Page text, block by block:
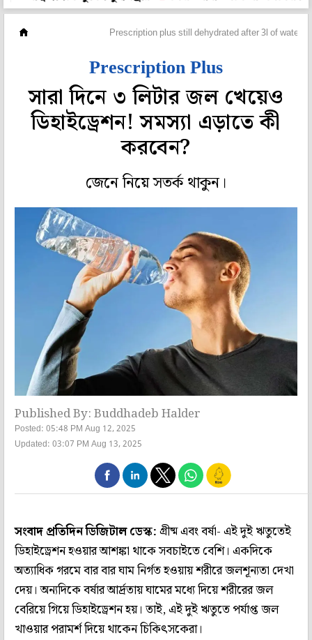
Prescription plus still dehydrated after 3l of water
Prescription Plus
সারা দিনে ৩ লিটার জল খেয়েও
ডিহাইড্রেশন! সমস্যা এড়াতে কী
করবেন?
জেনে নিয়ে সতর্ক থাকুন।
Published By: Buddhadeb Halder
Posted: 05:48 PM Aug 12, 2025
Updated: 03:07 PM Aug 13, 2025
সংবাদ প্রতিদিন ডিজিটাল ডেস্ক:গ্রীষ্ম এবং বর্ষা- এই দুই ঋতুতেই
ডিহাইড্রেশন হওয়ার আশঙ্কা থাকে সবচাইতে বেশি। একদিকে
অত্যাধিক গরমে বার বার ঘাম নির্গত হওয়ায় শরীরে জলশূন্যতা দেখা
দেয়। অন্যদিকে বর্ষার আর্দ্রতায় ঘামের মধ্যে দিয়ে শরীরের জল
বেরিয়ে গিয়ে ডিহাইড্রেশন হয়। তাই, এই দুই ঋতুতে পর্যাপ্ত জল
খাওয়ার পরামর্শ দিয়ে থাকেন চিকিৎসকেরা।